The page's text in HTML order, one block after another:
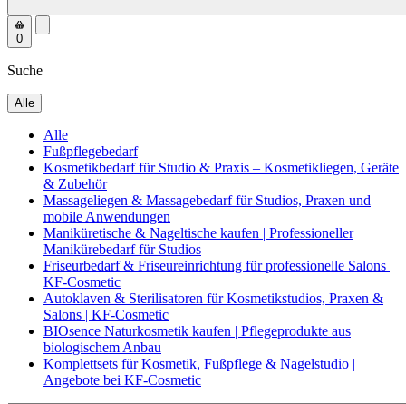
0
Suche
Alle
Alle
Fußpflegebedarf
Kosmetikbedarf für Studio & Praxis – Kosmetikliegen, Geräte
& Zubehör
Massageliegen & Massagebedarf für Studios, Praxen und
mobile Anwendungen
Maniküretische & Nageltische kaufen | Professioneller
Manikürebedarf für Studios
Friseurbedarf & Friseureinrichtung für professionelle Salons |
KF-Cosmetic
Autoklaven & Sterilisatoren für Kosmetikstudios, Praxen &
Salons | KF-Cosmetic
BIOsence Naturkosmetik kaufen | Pflegeprodukte aus
biologischem Anbau
Komplettsets für Kosmetik, Fußpflege & Nagelstudio |
Angebote bei KF-Cosmetic